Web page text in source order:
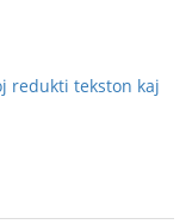
redukti tekston kaj